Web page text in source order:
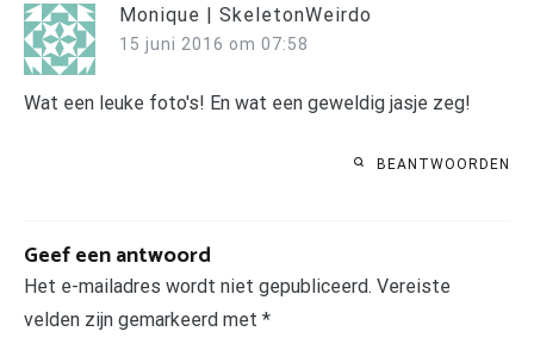
Monique | SkeletonWeirdo
15 juni 2016 om 07:58
Wat een leuke foto's! En wat een geweldig jasje zeg!
BEANTWOORDEN
Geef een antwoord
Het e-mailadres wordt niet gepubliceerd. Vereiste
velden zijn gemarkeerd met *